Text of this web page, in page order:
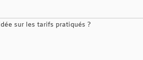
sur les tarifs pratiqués ?